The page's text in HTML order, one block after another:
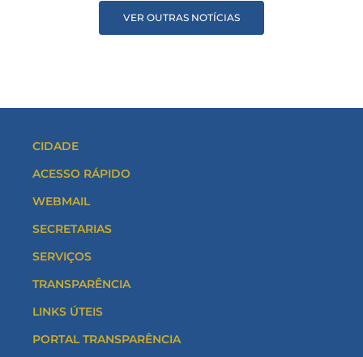
VER OUTRAS NOTÍCIAS
CIDADE
ACESSO RÁPIDO
WEBMAIL
SECRETARIAS
SERVIÇOS
TRANSPARÊNCIA
LINKS ÚTEIS
PORTAL TRANSPARÊNCIA